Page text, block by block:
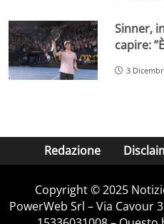
Sinner,
capire:
3
Redazione
Copyright © 2025
PowerWeb Srl – Via Cavour